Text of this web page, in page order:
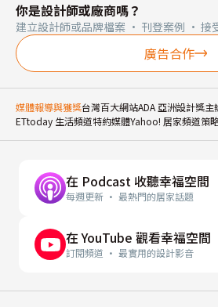
你是設計師或廠商嗎？
建立設計師或品牌檔案 · 刊登案例 · 接
廣告合作
媒體報導與獲獎台灣百大網站ADA 亞洲設計獎主
ETtoday 生活頻道特約媒體Yahoo! 居家頻道策
在 Podcast 收聽幸福空間
每週更新 · 最熱門的居家話題
在 YouTube 觀看幸福空間
訂閱頻道 · 最實用的設計影音